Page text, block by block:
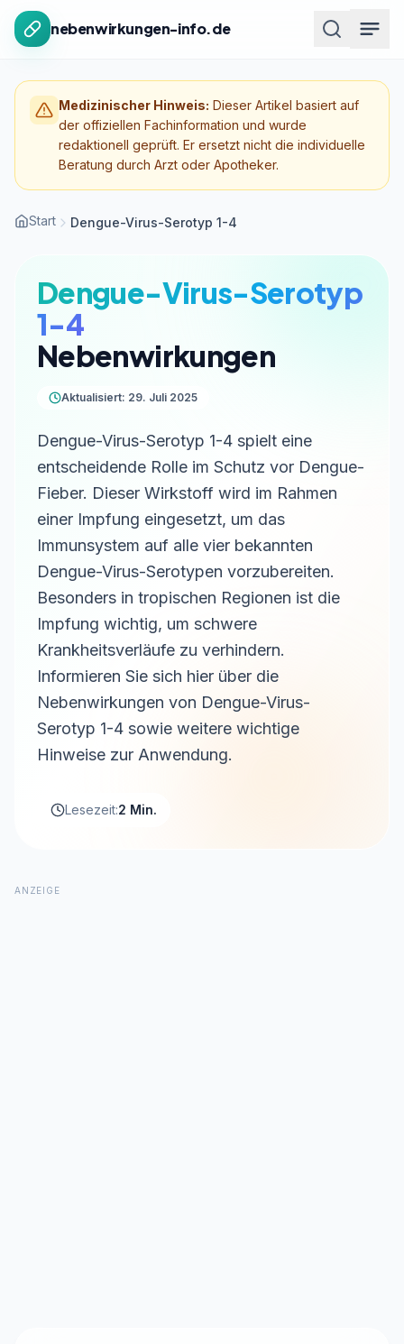
Zum Inhalt springen
nebenwirkungen-info.de
Medizinischer Hinweis: Dieser Artikel basiert auf
der offiziellen Fachinformation und wurde
redaktionell geprüft. Er ersetzt nicht die individuelle
Beratung durch Arzt oder Apotheker.
Start Dengue-Virus-Serotyp 1-4
Dengue-Virus-Serotyp
1-4
Nebenwirkungen
Aktualisiert: 29. Juli 2025
Dengue-Virus-Serotyp 1-4 spielt eine
entscheidende Rolle im Schutz vor Dengue-
Fieber. Dieser Wirkstoff wird im Rahmen
einer Impfung eingesetzt, um das
Immunsystem auf alle vier bekannten
Dengue-Virus-Serotypen vorzubereiten.
Besonders in tropischen Regionen ist die
Impfung wichtig, um schwere
Krankheitsverläufe zu verhindern.
Informieren Sie sich hier über die
Nebenwirkungen von Dengue-Virus-
Serotyp 1-4 sowie weitere wichtige
Hinweise zur Anwendung.
Lesezeit:2 Min.
ANZEIGE